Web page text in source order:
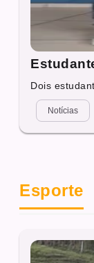
Dois
Notícias
Esporte